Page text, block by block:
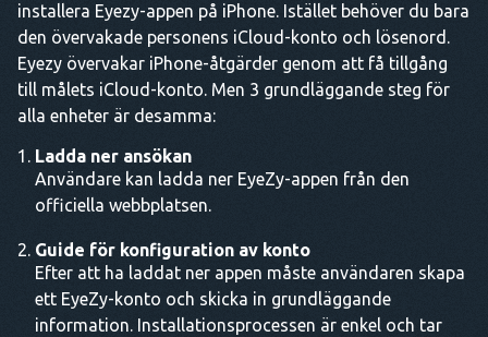
installera Eyezy-appen på iPhone. Istället behöver du bara
den övervakade personens iCloud-konto och lösenord.
Eyezy övervakar iPhone-åtgärder genom att få tillgång
till målets iCloud-konto. Men 3 grundläggande steg för
alla enheter är desamma:
Ladda ner ansökan
Användare kan ladda ner EyeZy-appen från den
officiella webbplatsen.
Guide för konfiguration av konto
Efter att ha laddat ner appen måste användaren skapa
ett EyeZy-konto och skicka in grundläggande
information. Installationsprocessen är enkel och tar